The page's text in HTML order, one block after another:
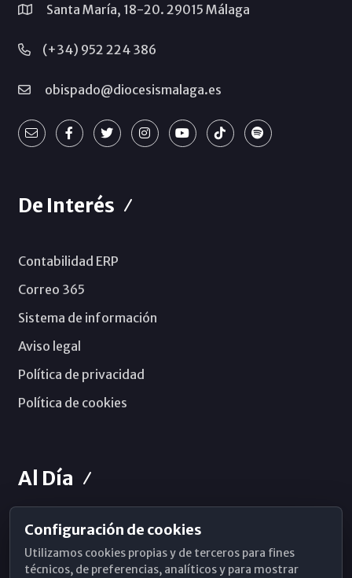
Santa María, 18-20. 29015 Málaga
(+34) 952 224 386
obispado@diocesismalaga.es
De Interés
Contabilidad ERP
Correo 365
Sistema de información
Aviso legal
Política de privacidad
Política de cookies
Al Día
Horarios de Misa
Hemeroteca
Configuración de cookies
Utilizamos cookies propias y de terceros para fines
técnicos, de preferencias, analíticos y para mostrar